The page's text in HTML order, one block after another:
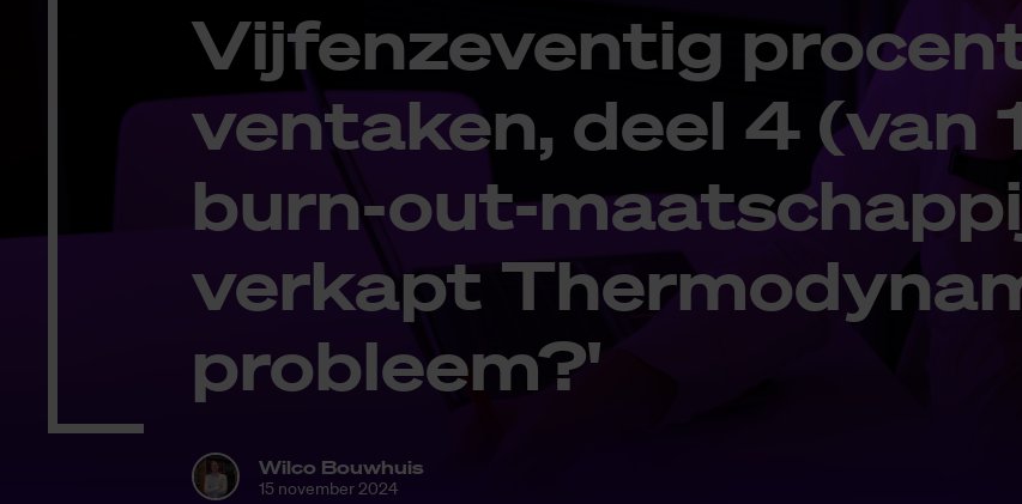
Vijf­­en­­ze­­ven­­tig
ven­ta­­ken, deel 4 (van
burn-out-
ver­kapt
pro­bleem?'
Wilco Bouwhuis
15 november 2024